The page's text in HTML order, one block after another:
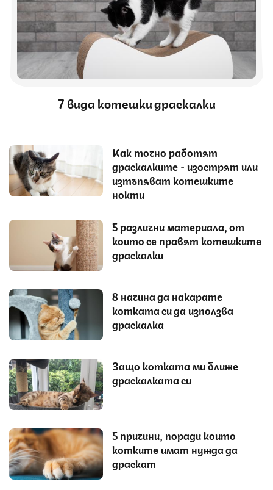
7 вида котешки драскалки
Как точно работят
драскалките - изострят или
изтъпяват котешките
нокти
5 различни материала, от
които се правят котешките
драскалки
8 начина да накарате
котката си да използва
драскалка
Защо котката ми ближе
драскалката си
5 причини, поради които
котките имат нужда да
драскат